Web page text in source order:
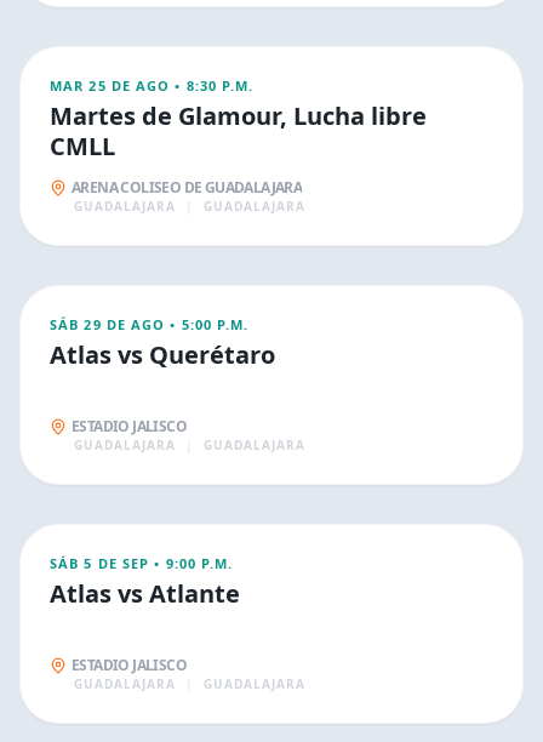
DEPORTIVOS
MAR 25 DE AGO • 8:30 P.M.
Martes de Glamour, Lucha libre
CMLL
ARENA COLISEO DE GUADALAJARA
GUADALAJARA GUADALAJARA
DEPORTIVOS
29
SÁB 29 DE AGO • 5:00 P.M.
Atlas vs Querétaro
ESTADIO JALISCO
GUADALAJARA GUADALAJARA
DEPORTIVOS
6
SÁB 5 DE SEP • 9:00 P.M.
Atlas vs Atlante
ESTADIO JALISCO
GUADALAJARA GUADALAJARA
10